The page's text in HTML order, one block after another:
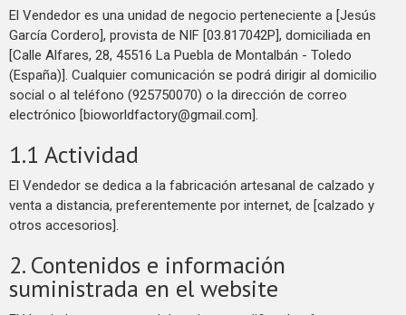
El Vendedor es una unidad de negocio perteneciente a [Jesús
García Cordero], provista de NIF [03.817042P], domiciliada en
[Calle Alfares, 28, 45516 La Puebla de Montalbán - Toledo
(España)]. Cualquier comunicación se podrá dirigir al domicilio
social o al teléfono (925750070) o la dirección de correo
electrónico [bioworldfactory@gmail.com].
1.1 Actividad
El Vendedor se dedica a la fabricación artesanal de calzado y
venta a distancia, preferentemente por internet, de [calzado y
otros accesorios].
2. Contenidos e información
suministrada en el website